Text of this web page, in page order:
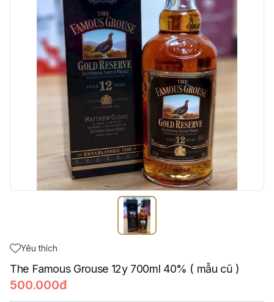
Yêu thích
The Famous Grouse 12y 700ml 40% ( mẫu cũ )
500.000đ